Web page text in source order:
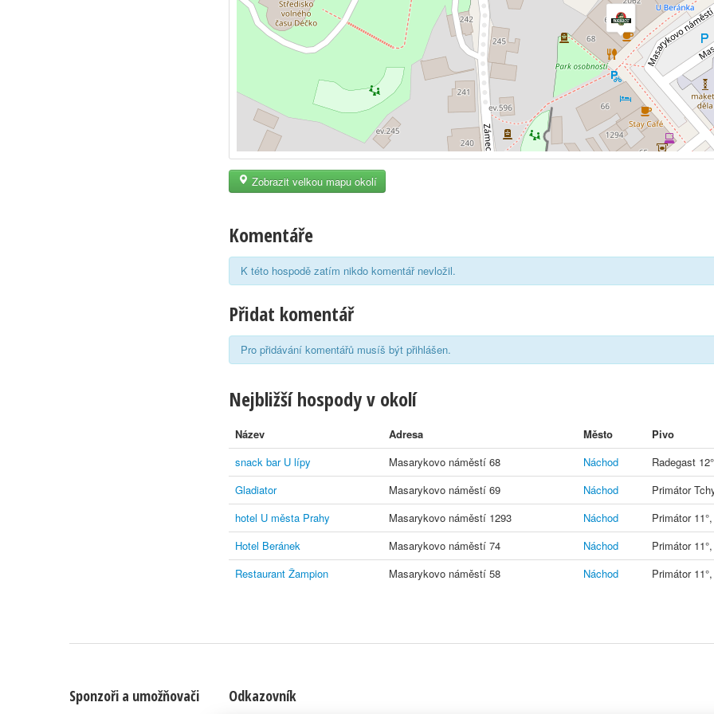
Zobrazit velkou mapu okolí
Komentáře
K této hospodě zatím nikdo komentář nevložil.
Přidat komentář
Pro přidávání komentářů musíš být přihlášen.
Nejbližší hospody v okolí
Název Adresa Město
Pivo
snack bar U lípy
Masarykovo náměstí 68 Náchod
Radegast
Gladiator
Masarykovo náměstí 69 Náchod
Primátor
hotel U města Prahy
Masarykovo náměstí 1293 Náchod
Primátor
Hotel Beránek
Masarykovo náměstí 74 Náchod
Primátor
Restaurant Žampion
Masarykovo náměstí 58 Náchod Primátor
Sponzoři a umožňovači Odkazovník